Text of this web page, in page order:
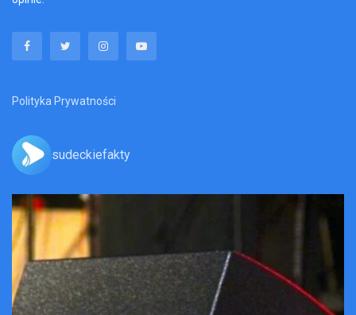
Polityka Prywatności
sudeckiefakty